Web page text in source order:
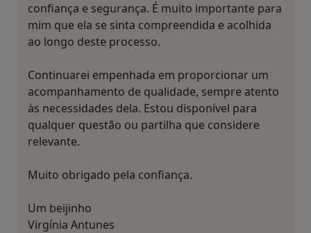
confiança e segurança. É muito importante para
mim que ela se sinta compreendida e acolhida
ao longo deste processo.
Continuarei empenhada em proporcionar um
acompanhamento de qualidade, sempre atento
às necessidades dela. Estou disponível para
qualquer questão ou partilha que considere
relevante.
Muito obrigado pela confiança.
Um beijinho
Virgínia Antunes